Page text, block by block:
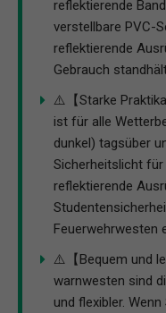
reflektierende
verstellbare PVC-
reflektierende
Gebrauch
⚠️【Starke
ist für alle
dunkel) tagsüber
Sicherheitslicht
reflektierende
Feuerwehrwesten
⚠️【Bequem und
warnwesten sind
und flexibler.